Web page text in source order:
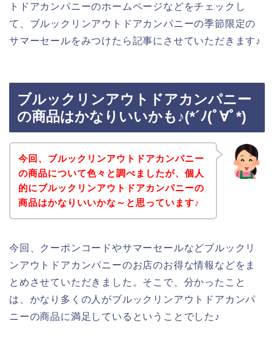
トドアカンパニーのホームページなどをチェックし
て、ブルックリンアウトドアカンパニーの季節限定の
サマーセールをみつけたら記事にさせていただきます♪
ブルックリンアウトドアカンパニー
の商品はかなりいいかも♪(*´ﾉ(ﾟ∀ﾟ*)
今回、ブルックリンアウトドアカンパニー
の商品について色々と調べましたが、個人
的にブルックリンアウトドアカンパニーの
商品はかなりいいかな～と思っています♪
今回、クーポンコードやサマーセールなどブルックリ
ンアウトドアカンパニーのお店のお得な情報などをま
とめさせていただきました。そこで、分かったこと
は、かなり多くの人がブルックリンアウトドアカンパ
ニーの商品に満足しているということでした♪